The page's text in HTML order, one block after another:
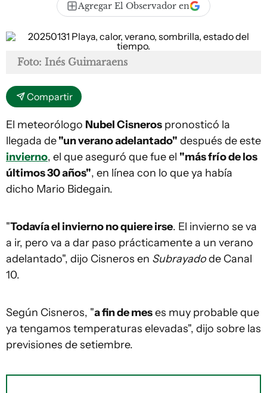
Agregar El Observador en
Foto: Inés Guimaraens
Compartir
El meteorólogo Nubel Cisneros pronosticó la
llegada de"un verano adelantado" después de este
invierno, el que aseguró que fue el "más frío de los
últimos 30 años", en línea con lo que ya había
dicho Mario Bidegain.
"Todavía el invierno no quiere irse. El invierno se va
a ir, pero va a dar paso prácticamente a un verano
adelantado", dijo Cisneros en Subrayadode Canal
10.
Según Cisneros, "a fin de meses muy probable que
ya tengamos temperaturas elevadas", dijo sobre las
previsiones de setiembre.